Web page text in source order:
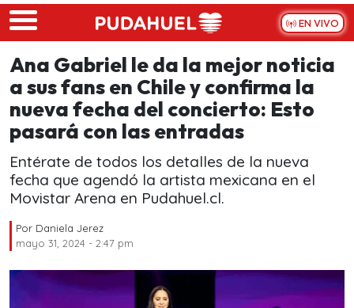
Skip to main content
EN VIVO
Ana Gabriel le da la mejor noticia
a sus fans en Chile y confirma la
nueva fecha del concierto: Esto
pasará con las entradas
Entérate de todos los detalles de la nueva
fecha que agendó la artista mexicana en el
Movistar Arena en Pudahuel.cl.
Por Daniela Jerez
mayo 31, 2024 - 2:47 pm